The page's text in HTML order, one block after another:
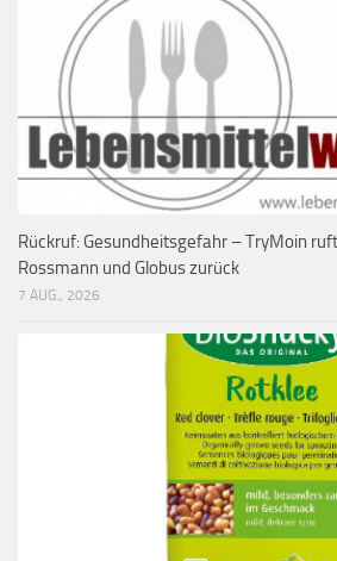
Rückruf: Gesundheitsgefahr – TryMoin
Rossmann und Globus zurück
7 AUG., 2026